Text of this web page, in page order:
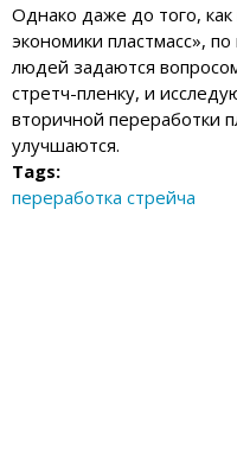
Однако даже до того,
экономики пластмасс»,
людей задаются
стретч-пленку, и
вторичной переработки
улучшаются.
Tags:
переработка стрейча